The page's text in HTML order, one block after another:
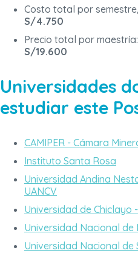
Costo total por
S/4.750
Precio total por
S/19.600
Universidades
estudiar este
CAMIPER - Cámara
Instituto Santa Rosa
Universidad Andina
UANCV
Universidad de Chiclayo
Universidad Nacional de
Universidad Nacional de